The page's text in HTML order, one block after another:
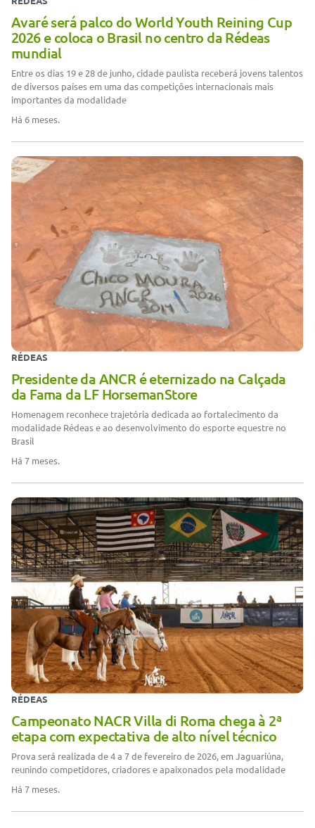
Avaré será palco do World Youth Reining Cup
2026 e coloca o Brasil no centro da Rédeas
mundial
Entre os dias 19 e 28 de junho, cidade paulista receberá jovens talentos
de diversos países em uma das competições internacionais mais
importantes da modalidade
Há 6 meses.
RÉDEAS
Presidente da ANCR é eternizado na Calçada
da Fama da LF HorsemanStore
Homenagem reconhece trajetória dedicada ao fortalecimento da
modalidade Rédeas e ao desenvolvimento do esporte equestre no
Brasil
Há 7 meses.
RÉDEAS
Campeonato NACR Villa di Roma chega à 2ª
etapa com expectativa de alto nível técnico
Prova será realizada de 4 a 7 de fevereiro de 2026, em Jaguariúna,
reunindo competidores, criadores e apaixonados pela modalidade
Há 7 meses.